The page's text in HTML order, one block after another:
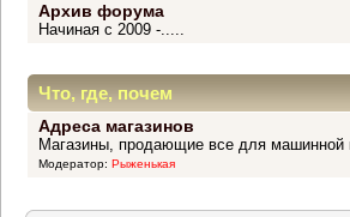
Архив форума
Начиная с 2009 -.....
Что, где, почем
Адреса магазинов
Магазины, продающие все для машинной
Модератор: Рыженькая